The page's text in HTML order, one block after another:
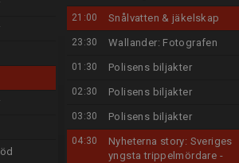
21:00 Snålvatten & jäkelskap
23:30 Wallander: Fotografen
01:30 Polisens biljakter
02:30 Polisens biljakter
03:30 Polisens biljakter
04:30
Nyheterna story: Sveriges
yngsta trippelmördare -